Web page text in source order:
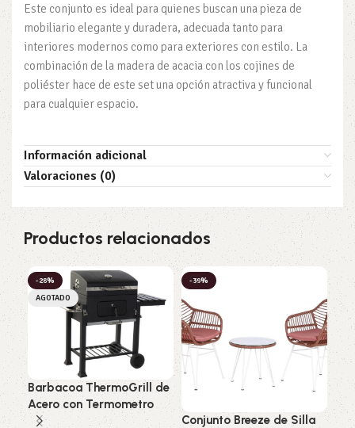
Este conjunto es ideal para quienes buscan una pieza de
mobiliario elegante y duradera, adecuada tanto para
interiores modernos como para exteriores con estilo. La
combinación de la madera de acacia con los cojines de
poliéster hace de este set una opción atractiva y funcional
para cualquier espacio.
Información adicional
Valoraciones (0)
Productos relacionados
-28%
AGOTADO
Barbacoa ThermoGrill de
Acero con Termometro
-39%
Conjunto Breeze de Silla
-